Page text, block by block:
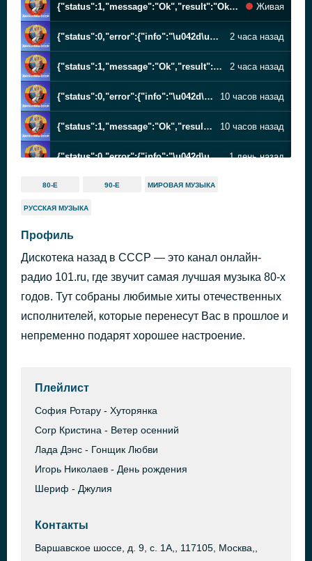
{"status":1,"message":"Ok","result":"Ok","errorCode":0} 0 Живая
{"status":0,"error":{"info":"\u042d\u0442\u043e \u0440\u0435\u043a\u043b\u0430\u043c\u0430 \u0438\u043b\u0438 \u0434\u0436\u0438\u043d\u0433\u043b","code":201,"debug":"","extra":[]},"errorCode":201,"result":"\u042d\u0442\u043e \u0440\u0435\u043a\u043b\u0430\u043c\u0430 \u0438\u043b\u0438 \u0434\u0436\u0438\u043d\u0433\u043b"} 0 2 часа назад
{"status":1,"message":"Ok","result":"Ok","errorCode":0} 0 2 часа назад
{"status":0,"error":{"info":"\u042d\u0442\u043e \u0440\u0435\u043a\u043b\u0430\u043c\u0430 \u0438\u043b\u0438 \u0434\u0436\u0438\u043d\u0433\u043b","code":201,"debug":"","extra":[]},"errorCode":201,"result":"\u042d\u0442\u043e \u0440\u0435\u043a\u043b\u0430\u043c\u0430 \u0438\u043b\u0438 \u0434\u0436\u0438\u043d\u0433\u043b"} 0 10 часов назад
{"status":1,"message":"Ok","result":"Ok","errorCode":0} 0 10 часов назад
{"status":0,"error":{"info":"\u042d\u0442\u043e \u0440\u0435\u043a\u043b\u0430\u043c\u0430 \u0438\u043b\u0438 \u0434\u0436\u0438\u043d\u0433\u043b","code":201,"debug":"","extra":[]},"errorCode":201,"result":"\u042d\u0442\u043e \u0440\u0435\u043a\u043b\u0430\u043c\u0430 \u0438\u043b\u0438 \u0434\u0436\u0438\u043d\u0433\u043b"} 0 1 день назад
{"status":1,"message":"Ok","result":"Ok","errorCode":0} 0
{"status":0,"error":{"info":"\u042d\u0442\u043e \u0440\u0435\u043a\u043b\u0430\u043c\u0430 \u0438\u043b\u0438 \u0434\u0436\u0438\u043d\u0433\u043b","code":201,"debug":"","extra":[]},"errorCode":201,"result":"\u042d\u0442\u043e \u0440\u0435\u043a\u043b\u0430\u043c\u0430 \u0438\u043b\u0438 \u0434\u0436\u0438\u043d\u0433\u043b"} 0 2 дня назад
80-Е 90-Е МИРОВАЯ МУЗЫКА
РУССКАЯ МУЗЫКА
Профиль
Дискотека назад в СССР — это канал онлайн-
радио 101.ru, где звучит самая лучшая музыка 80-х
годов. Тут собраны любимые хиты отечественных
исполнителей, которые перенесут Вас в прошлое и
непременно подарят хорошее настроение.
Плейлист
София Ротару - Хуторянка
Corp Кристина - Ветер осенний
Лада Дэнс - Гонщик Любви
Игорь Николаев - День рождения
Шериф - Джулия
Контакты
Варшавское шоссе, д. 9, с. 1А,, 117105, Москва,,